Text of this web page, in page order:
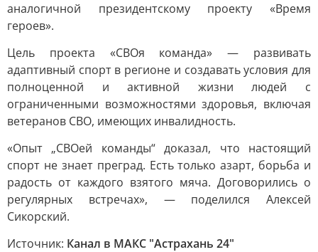
аналогичной президентскому проекту «Время
героев».
Цель проекта «СВОя команда» — развивать
адаптивный спорт в регионе и создавать условия для
полноценной и активной жизни людей с
ограниченными возможностями здоровья, включая
ветеранов СВО, имеющих инвалидность.
«Опыт „СВОей команды“ доказал, что настоящий
спорт не знает преград. Есть только азарт, борьба и
радость от каждого взятого мяча. Договорились о
регулярных встречах», — поделился Алексей
Сикорский.
Источник: Канал в МАКС "Астрахань 24"